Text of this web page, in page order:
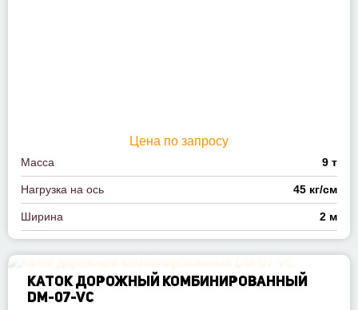
Цена по запросу
Масса 9 т
Нагрузка на ось 45 кг/см
Ширина 2 м
КАТОК ДОРОЖНЫЙ КОМБИНИРОВАННЫЙ
DM-07-VC